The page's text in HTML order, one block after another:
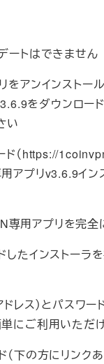
ートはできません
アンインストー
をダウンロード
い
ド（https://
アプリv3.6.9イン
用アプリを完全
たインストーラ
レス）とパスワー
にご利用いただけ
（下の方にリンク